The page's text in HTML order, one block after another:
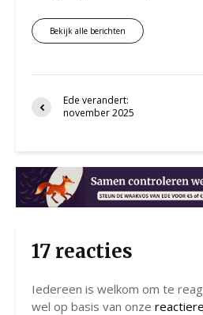
Bekijk alle berichten
Ede verandert:
november 2025
17 reacties
Iedereen is welkom om te
wel op basis van onze